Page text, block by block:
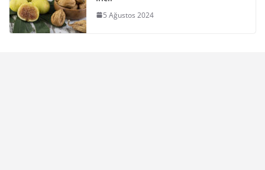
5 Ağustos 2024